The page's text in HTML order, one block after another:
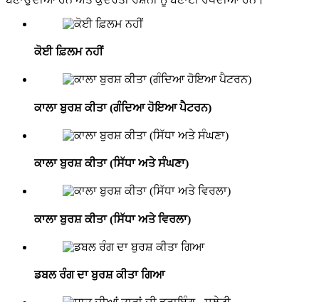
ਕੋਈ ਫ਼ਿਲਮ ਨਹੀਂ
ਕਾਲਾ ਬੁਰਸ਼ ਕੀਤਾ (ਗੰਦਿਆ ਹੋਇਆ ਪੈਟਰਨ)
ਕਾਲਾ ਬੁਰਸ਼ ਕੀਤਾ (ਸਿੱਧਾ ਅਤੇ ਸੰਘਣਾ)
ਕਾਲਾ ਬੁਰਸ਼ ਕੀਤਾ (ਸਿੱਧਾ ਅਤੇ ਵਿਰਲਾ)
ਡਬਲ ਰੰਗ ਦਾ ਬੁਰਸ਼ ਕੀਤਾ ਗਿਆ